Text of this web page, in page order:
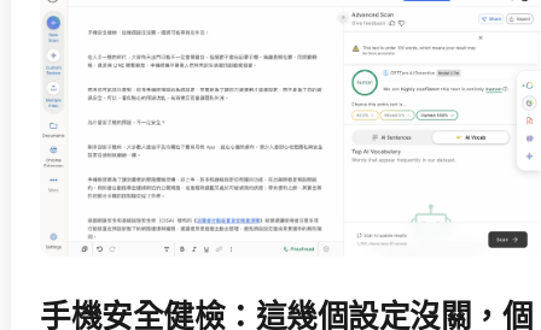
手機安全健檢：這幾個設定沒關，個